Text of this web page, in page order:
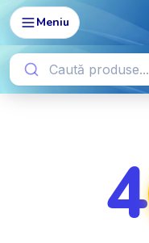
Meniu
4